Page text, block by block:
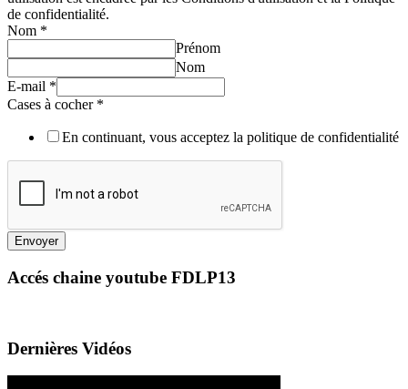
de confidentialité.
Nom *
Prénom
Nom
E-mail *
Cases à cocher *
En continuant, vous acceptez la politique de confidentialité
Envoyer
Accés chaine youtube FDLP13
Dernières Vidéos